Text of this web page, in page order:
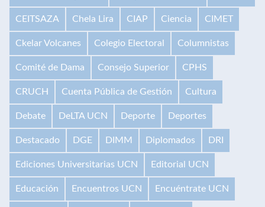
CEITSAZA Chela Lira CIAP Ciencia CIMET
Ckelar Volcanes Colegio Electoral Columnistas
Comité de Dama Consejo Superior CPHS
CRUCH Cuenta Pública de Gestión Cultura
Debate DeLTA UCN Deporte Deportes
Destacado DGE DIMM Diplomados DRI
Ediciones Universitarias UCN Editorial UCN
Educación Encuentros UCN Encuéntrate UCN